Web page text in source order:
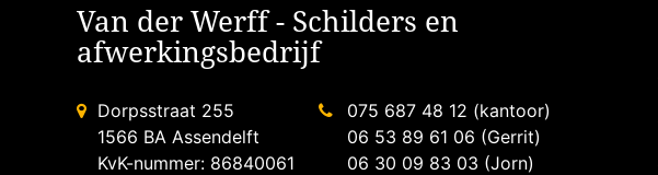
Van der Werff - Schilders en
afwerkingsbedrijf
Dorpsstraat 255
1566 BA Assendelft
KvK-nummer: 86840061
075 687 48 12 (kantoor)
06 53 89 61 06 (Gerrit)
06 30 09 83 03 (Jorn)